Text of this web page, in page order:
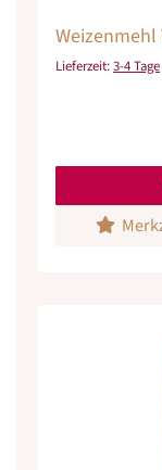
Weizenmehl
Lieferzeit:3-4 Tage